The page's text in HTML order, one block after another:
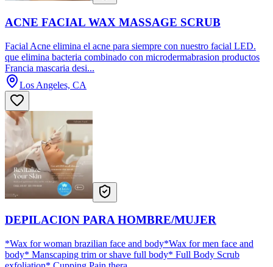
ACNE FACIAL WAX MASSAGE SCRUB
Facial Acne elimina el acne para siempre con nuestro facial LED.
que elimina bacteria combinado con microdermabrasion productos
Francia mascaria desi...
Los Angeles, CA
DEPILACION PARA HOMBRE/MUJER
*Wax for woman brazilian face and body*Wax for men face and
body* Manscaping trim or shave full body* Full Body Scrub